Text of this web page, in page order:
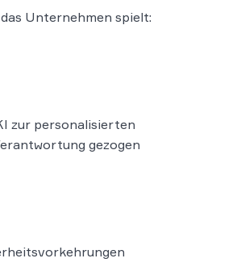
Unternehmen spielt:
zur personalisierten
gezogen